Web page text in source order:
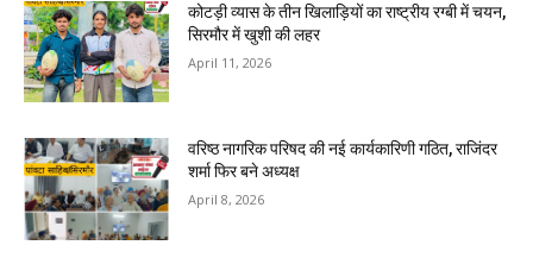
कोटड़ी व्यास के तीन खिलाड़ियों का राष्ट्रीय रग्बी में चयन,
सिरमौर में खुशी की लहर
April 11, 2026
वरिष्ठ नागरिक परिषद की नई कार्यकारिणी गठित, राजिंदर
शर्मा फिर बने अध्यक्ष
April 8, 2026